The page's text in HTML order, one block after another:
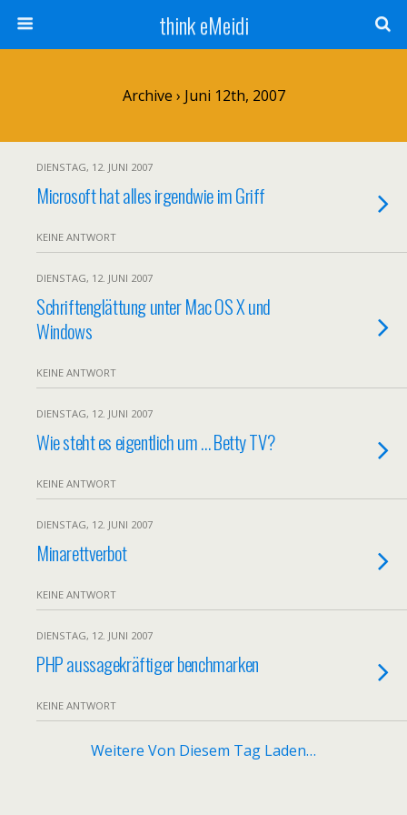
think eMeidi
Archive › Juni 12th, 2007
DIENSTAG, 12. JUNI 2007
Microsoft hat alles irgendwie im Griff
KEINE ANTWORT
DIENSTAG, 12. JUNI 2007
Schriftenglättung unter Mac OS X und
Windows
KEINE ANTWORT
DIENSTAG, 12. JUNI 2007
Wie steht es eigentlich um … Betty TV?
KEINE ANTWORT
DIENSTAG, 12. JUNI 2007
Minarettverbot
KEINE ANTWORT
DIENSTAG, 12. JUNI 2007
PHP aussagekräftiger benchmarken
KEINE ANTWORT
Weitere Von Diesem Tag Laden…